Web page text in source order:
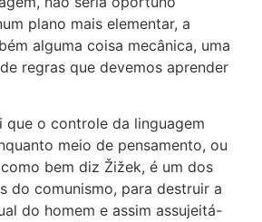
plano mais elementar, a
alguma coisa mecânica, uma
regras que devemos aprender
que o controle da linguagem
meio de pensamento, ou
bem diz Žižek, é um dos
do comunismo, para destruir a
do homem e assim assujeitá-